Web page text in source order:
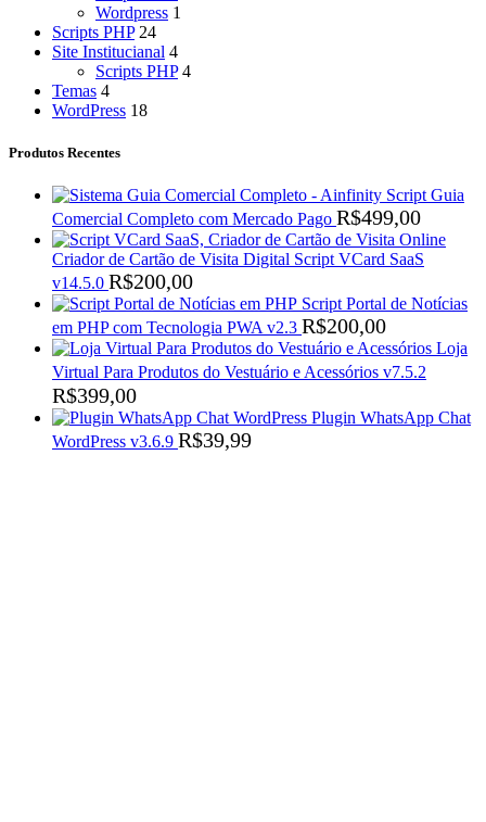
Wordpress 1
Scripts PHP 24
Site Institucianal 4
Scripts PHP 4
Temas 4
WordPress 18
Produtos Recentes
Script Guia
Comercial Completo com Mercado Pago R$499,00
Criador de Cartão de Visita Digital Script VCard SaaS
v14.5.0 R$200,00
Script Portal de Notícias
em PHP com Tecnologia PWA v2.3 R$200,00
Loja
Virtual Para Produtos do Vestuário e Acessórios v7.5.2
R$399,00
Plugin WhatsApp Chat
WordPress v3.6.9 R$39,99